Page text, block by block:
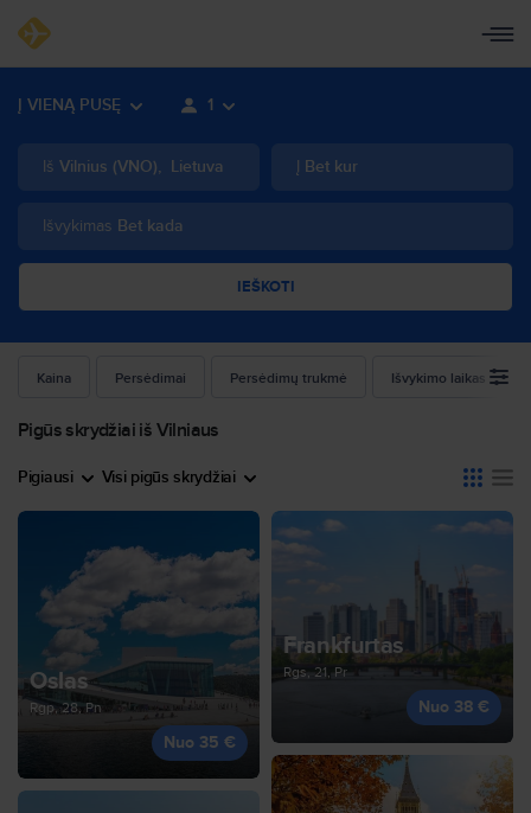
Į VIENĄ PUSĘ 1
Iš Vilnius (VNO), Lietuva Į Bet kur
Išvykimas Bet kada
IEŠKOTI
Kaina Persėdimai Persėdimų trukmė Išvykimo laikas
Pigūs skrydžiai iš Vilniaus
Pigiausi Visi pigūs skrydžiai
Oslas
Rgp, 28, Pn
Nuo 35 €
Frankfurtas
Rgs, 21, Pr
Nuo 38 €